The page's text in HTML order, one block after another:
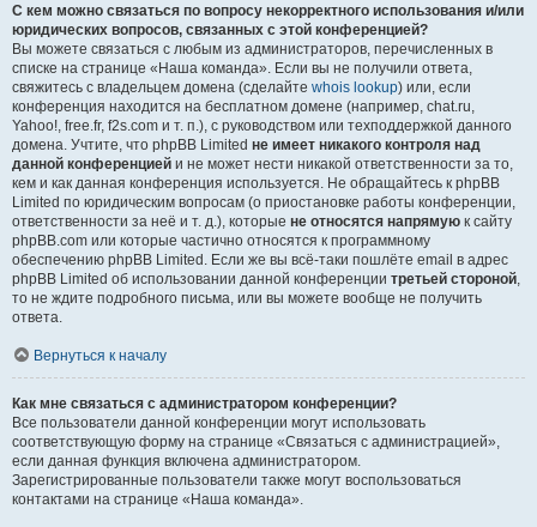
С кем можно связаться по вопросу некорректного использования и/или
юридических вопросов, связанных с этой конференцией?
Вы можете связаться с любым из администраторов, перечисленных в
списке на странице «Наша команда». Если вы не получили ответа,
свяжитесь с владельцем домена (сделайте whois lookup) или, если
конференция находится на бесплатном домене (например, chat.ru,
Yahoo!, free.fr, f2s.com и т. п.), с руководством или техподдержкой данного
домена. Учтите, что phpBB Limited не имеет никакого контроля над
данной конференцией и не может нести никакой ответственности за то,
кем и как данная конференция используется. Не обращайтесь к phpBB
Limited по юридическим вопросам (о приостановке работы конференции,
ответственности за неё и т. д.), которые не относятся напрямую к сайту
phpBB.com или которые частично относятся к программному
обеспечению phpBB Limited. Если же вы всё-таки пошлёте email в адрес
phpBB Limited об использовании данной конференции третьей стороной
то не ждите подробного письма, или вы можете вообще не получить
ответа.
Вернуться к началу
Как мне связаться с администратором конференции?
Все пользователи данной конференции могут использовать
соответствующую форму на странице «Связаться с администрацией»,
если данная функция включена администратором.
Зарегистрированные пользователи также могут воспользоваться
контактами на странице «Наша команда».